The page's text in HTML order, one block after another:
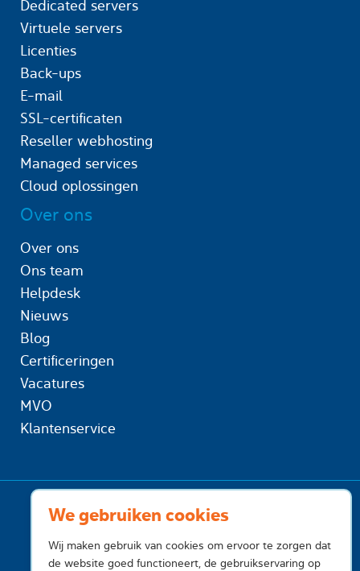
We gebruiken cookies
Wij maken gebruik van cookies om ervoor te zorgen dat
de website goed functioneert, de gebruikservaring op
Dedicated servers
Virtuele servers
Licenties
Back-ups
E-mail
SSL-certificaten
Reseller webhosting
Managed services
Cloud oplossingen
Over ons
Over ons
Ons team
Helpdesk
Nieuws
Blog
Certificeringen
Vacatures
MVO
Klantenservice